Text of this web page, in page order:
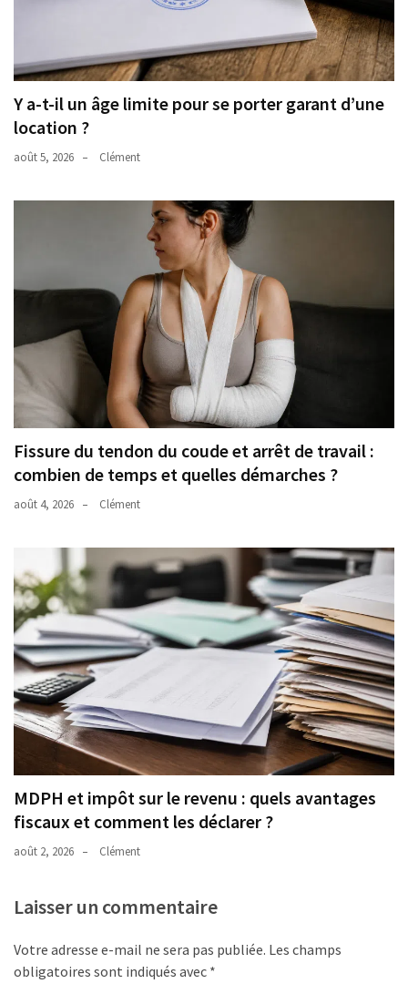
Y a-t-il un âge limite pour se porter garant d’une
location ?
août 5, 2026 Clément
Fissure du tendon du coude et arrêt de travail :
combien de temps et quelles démarches ?
août 4, 2026 Clément
MDPH et impôt sur le revenu : quels avantages
fiscaux et comment les déclarer ?
août 2, 2026 Clément
Laisser un commentaire
Votre adresse e-mail ne sera pas publiée. Les champs
obligatoires sont indiqués avec *